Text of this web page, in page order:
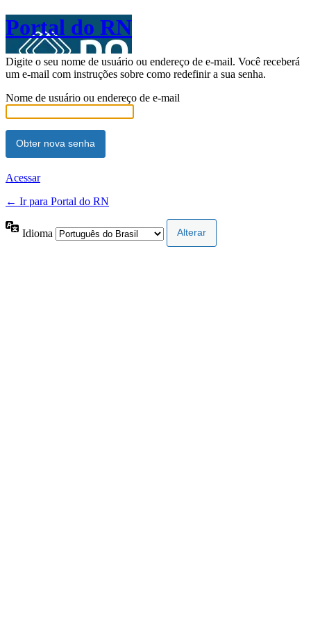
Portal do RN
Digite o seu nome de usuário ou endereço de e-mail. Você receberá
um e-mail com instruções sobre como redefinir a sua senha.
Nome de usuário ou endereço de e-mail
Acessar
← Ir para Portal do RN
Idioma